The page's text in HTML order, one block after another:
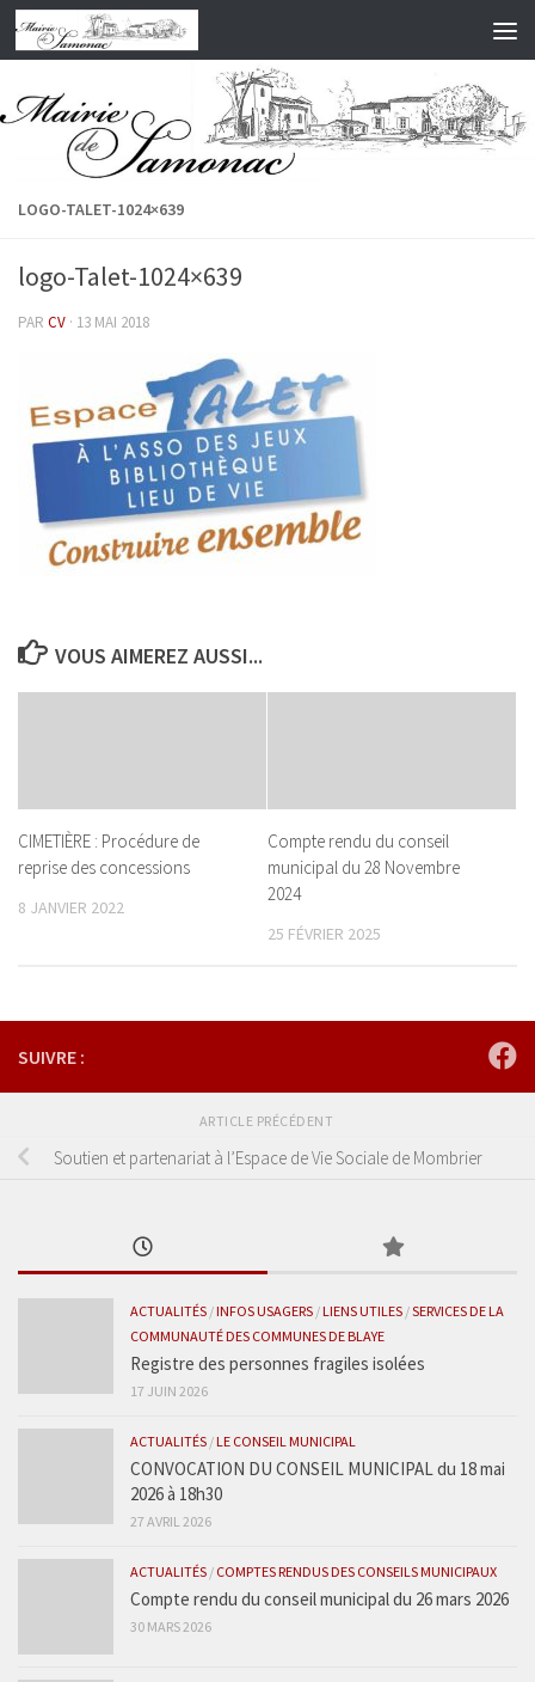
Skip to content
LOGO-TALET-1024×639
logo-Talet-1024×639
PAR CV · 13 MAI 2018
VOUS AIMEREZ AUSSI...
CIMETIÈRE : Procédure de
reprise des concessions
8 JANVIER 2022
Compte rendu du conseil
municipal du 28 Novembre
2024
25 FÉVRIER 2025
SUIVRE :
ARTICLE PRÉCÉDENT
Soutien et partenariat à l’Espace de Vie Sociale de Mombrier
ACTUALITÉS /INFOS USAGERS /LIENS UTILES /SERVICES DE LA
COMMUNAUTÉ DES COMMUNES DE BLAYE
Registre des personnes fragiles isolées
17 JUIN 2026
ACTUALITÉS /LE CONSEIL MUNICIPAL
CONVOCATION DU CONSEIL MUNICIPAL du 18 mai
2026 à 18h30
27 AVRIL 2026
ACTUALITÉS / COMPTES RENDUS DES CONSEILS MUNICIPAUX
Compte rendu du conseil municipal du 26 mars 2026
30 MARS 2026